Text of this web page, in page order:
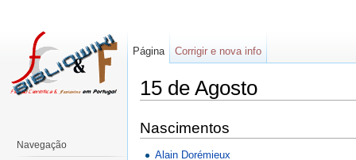
15 de Agosto
Nascimentos
Alain Dorémieux
Página Corrigir e nova info
Navegação